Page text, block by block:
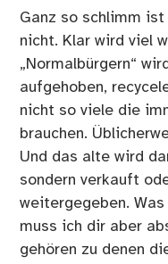
Ganz so schlimm
nicht. Klar wird viel
„Normalbürgern“
aufgehoben,
nicht so viele die
brauchen.
Und das alte wird
sondern verkauft
weitergegeben.
muss ich dir aber
gehören zu denen